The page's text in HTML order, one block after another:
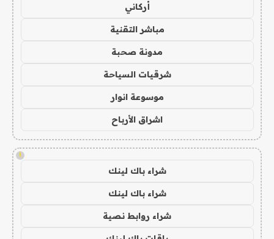
أركاني
مباشر التقنية
مدونة صحبة
شرقيات السياحة
موسوعة انوار
اشراق الأرباح
!
شراء باك لينك
شراء باك لينك
شراء روابط نصية